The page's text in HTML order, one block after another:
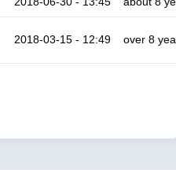
2018-03-15 - 12:49 over 8